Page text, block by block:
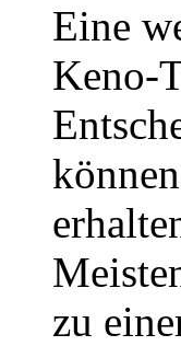
Eine
Keno-
zu